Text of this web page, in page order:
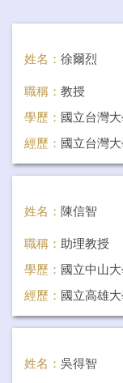
姓名： 徐爾烈
職稱： 教授
學歷： 國立台灣
經歷： 國立台灣
任教科目：環境
姓名： 陳信智
職稱： 助理教授
學歷： 國立中山
經歷： 國立高雄
任教科目：旅遊
姓名： 吳得智